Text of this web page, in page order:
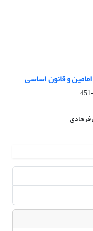
و قانون اساسی
فرهادی